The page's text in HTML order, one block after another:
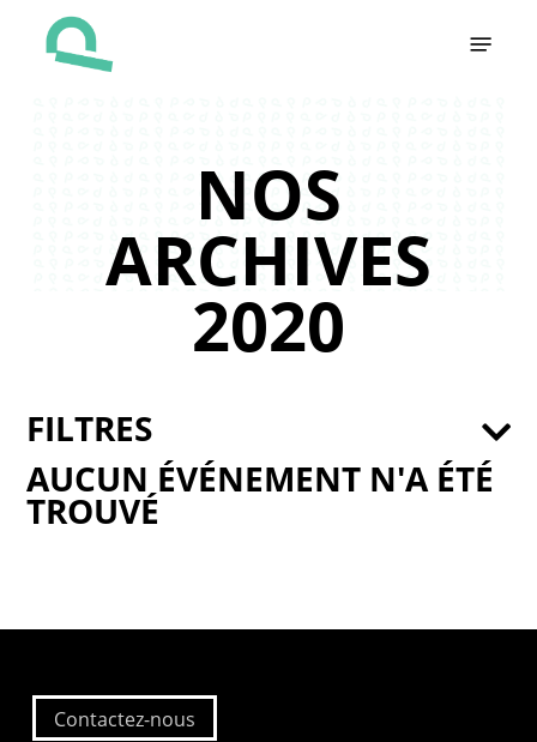
NOS
ARCHIVES
2020
AUCUN ÉVÉNEMENT N'A ÉTÉ
TROUVÉ
FILTRES
Contactez-nous